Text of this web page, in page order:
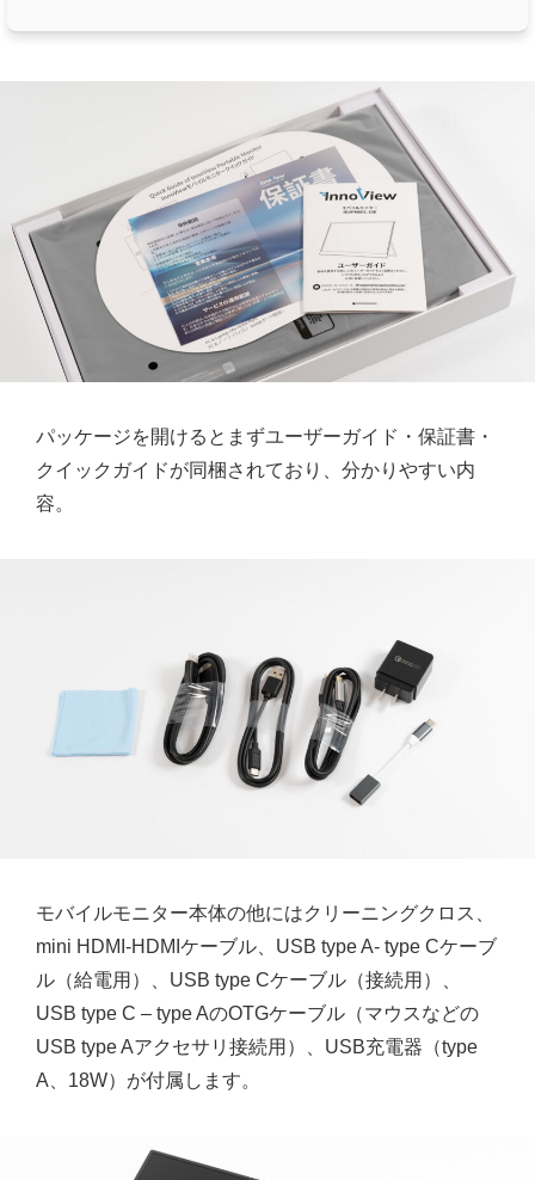
パッケージを開けるとまずユーザーガイド・保証書・
クイックガイドが同梱されており、分かりやすい内
容。
モバイルモニター本体の他にはクリーニングクロス、
mini HDMI-HDMIケーブル、USB type A- type Cケーブ
ル（給電用）、USB type Cケーブル（接続用）、
USB type C – type AのOTGケーブル（マウスなどの
USB type Aアクセサリ接続用）、USB充電器（type
A、18W）が付属します。